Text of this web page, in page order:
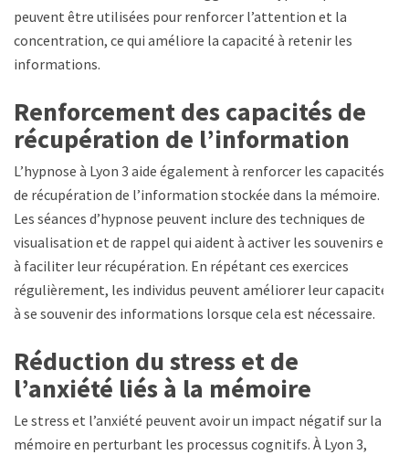
peuvent être utilisées pour renforcer l’attention et la
concentration, ce qui améliore la capacité à retenir les
informations.
Renforcement des capacités de
récupération de l’information
L’hypnose à Lyon 3 aide également à renforcer les capacités
de récupération de l’information stockée dans la mémoire.
Les séances d’hypnose peuvent inclure des techniques de
visualisation et de rappel qui aident à activer les souvenirs et
à faciliter leur récupération. En répétant ces exercices
régulièrement, les individus peuvent améliorer leur capacité
à se souvenir des informations lorsque cela est nécessaire.
Réduction du stress et de
l’anxiété liés à la mémoire
Le stress et l’anxiété peuvent avoir un impact négatif sur la
mémoire en perturbant les processus cognitifs. À Lyon 3,